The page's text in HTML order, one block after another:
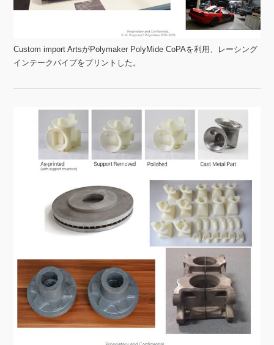
Custom import ArtsがPolymaker PolyMide CoPAを利用、レーシング
インテークパイプをプリントした。